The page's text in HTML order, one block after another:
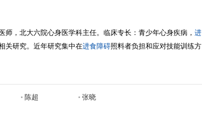
师，北大六院心身医学科主任。临床专长：青少年心身疾病， 进
关研究。近年研究集中在进食障碍照料者负担和应对技能训练方
陈超 张晓